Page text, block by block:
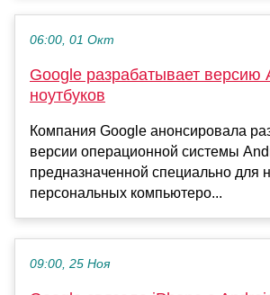
06:00, 01 Окт
Google разрабатывает версию
ноутбуков
Компания Google анонсировала
версии операционной системы
предназначенной специально для
персональных компьютеро...
09:00, 25 Ноя